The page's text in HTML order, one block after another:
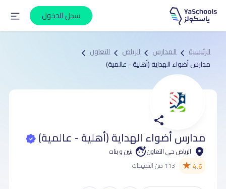
سجل الدخول
الرئيسية المدارس الرياض
التعاون
مدارس أضواء الهداية (أهلية - عالمية)
مدارس أضواء الهداية (أهلية - عالمية)
الرياض حي التعاون بنين و بنات
4.6
★ 113 من التقييمات